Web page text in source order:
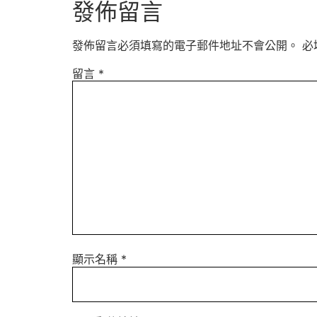
發佈留言
發佈留言必須填寫的電子郵件地址不會公開。 必
留言 *
顯示名稱 *